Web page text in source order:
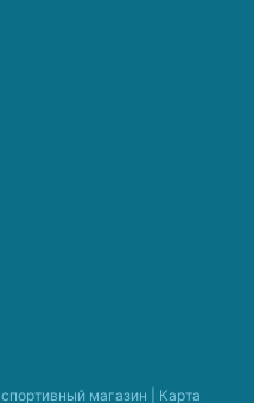
магазин | Карта